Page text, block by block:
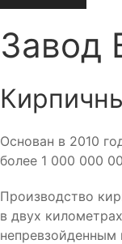
Завод
Основан в 2010
более 1 000 000
Производство
в двух
непревзойденным